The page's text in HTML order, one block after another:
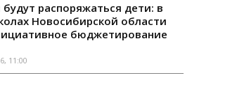
распоряжаться дети: в
Новосибирской области
бюджетирование
11:00